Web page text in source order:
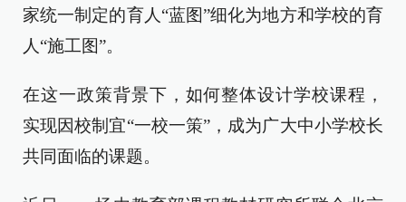
家统一制定的育人“蓝图”细化为地方和学校的育
人“施工图”。
在这一政策背景下，如何整体设计学校课程，
实现因校制宜“一校一策”，成为广大中小学校长
共同面临的课题。